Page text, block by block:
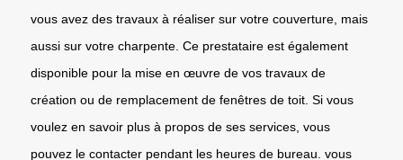
vous avez des travaux à réaliser sur votre couverture, mais
aussi sur votre charpente. Ce prestataire est également
disponible pour la mise en œuvre de vos travaux de
création ou de remplacement de fenêtres de toit. Si vous
voulez en savoir plus à propos de ses services, vous
pouvez le contacter pendant les heures de bureau. vous